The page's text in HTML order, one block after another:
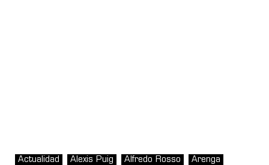
Actualidad Alexis Puig Alfredo Rosso Arenga